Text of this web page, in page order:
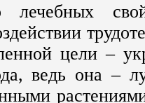
цели –
ведь она –